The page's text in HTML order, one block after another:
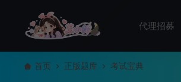
代理招募
首页 正版题库 考试宝典